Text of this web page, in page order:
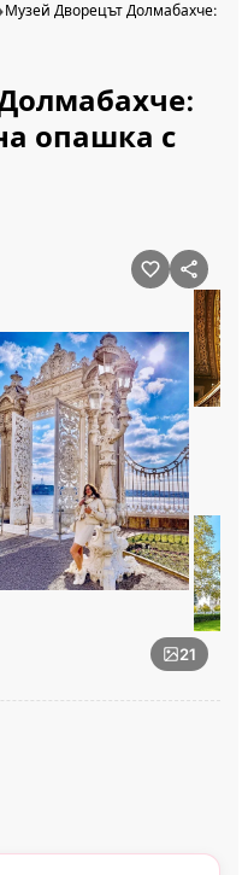
Музей Дворецът Долмабахче:
21
опашка с